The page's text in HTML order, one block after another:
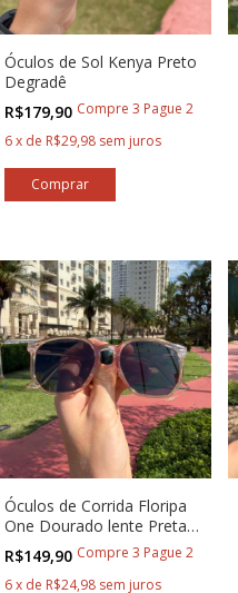
Óculos de Sol Kenya Preto
Degradê
R$179,90 Compre 3 Pague 2
6 x de R$29,98 sem juros
Óculos de Corrida Floripa
One Dourado lente Preta
Baixa Pace®
R$149,90 Compre 3 Pague 2
6 x de R$24,98 sem juros